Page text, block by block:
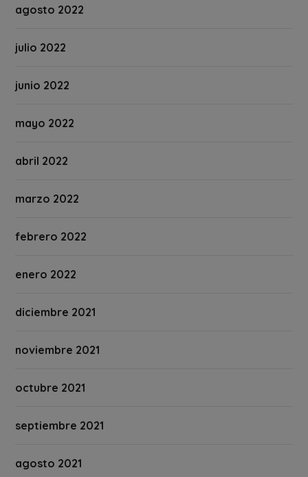
agosto 2022
julio 2022
junio 2022
mayo 2022
abril 2022
marzo 2022
febrero 2022
enero 2022
diciembre 2021
noviembre 2021
octubre 2021
septiembre 2021
agosto 2021